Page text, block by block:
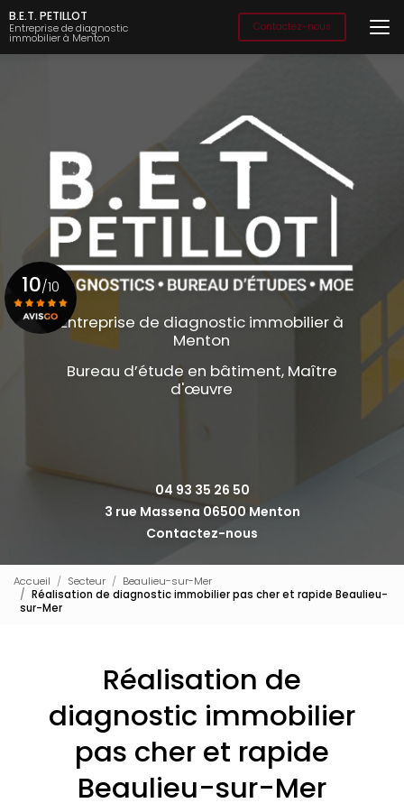
Aller
au
contenu
principal
B.E.T. PETILLOT
Entreprise de diagnostic
immobilier à Menton
Contactez-nous
Entreprise de diagnostic immobilier à
Menton
Bureau d’étude en bâtiment, Maître
d'œuvre
04 93 35 26 50
3 rue Massena 06500 Menton
Contactez-nous
10/10
Voir le certificat
Accueil Secteur
Beaulieu-sur-Mer
Réalisation de diagnostic immobilier pas cher et rapide Beaulieu-
sur-Mer
Réalisation de
diagnostic immobilier
pas cher et rapide
Beaulieu-sur-Mer